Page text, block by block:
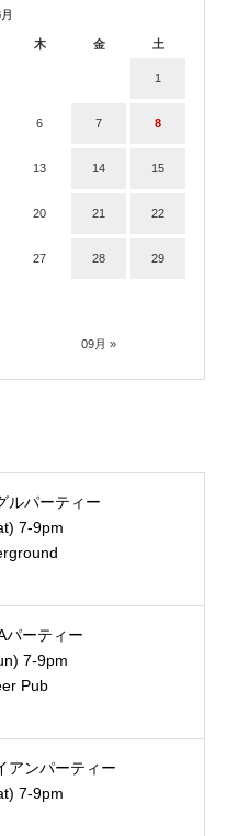
木 金 土
09月 »
1
6 7 8
13 14 15
20 21 22
27 28 29
ルパーティー
7-9pm
パーティー
7-9pm
Pub
アンパーティー
7-9pm